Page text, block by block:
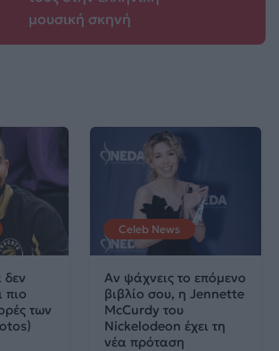
μουσική σκηνή
δεν
πιο
των
Celeb News
Αν ψάχνεις το επόμενο
βιβλίο σου, η Jennette
McCurdy του
Nickelodeon έχει τη
νέα πρόταση